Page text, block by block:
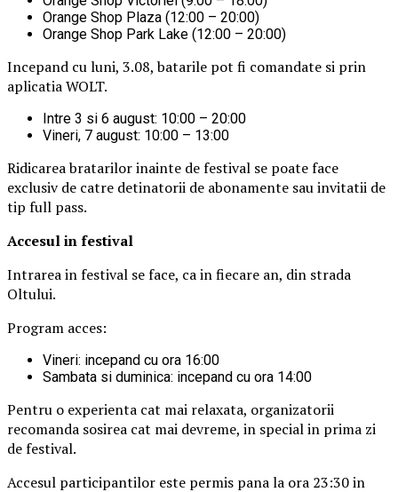
Orange Shop Plaza (12:00 – 20:00)
Orange Shop Park Lake (12:00 – 20:00)
Incepand cu luni, 3.08, batarile pot fi comandate si prin
aplicatia WOLT.
Intre 3 si 6 august: 10:00 – 20:00
Vineri, 7 august: 10:00 – 13:00
Ridicarea bratarilor inainte de festival se poate face
exclusiv de catre detinatorii de abonamente sau invitatii de
tip full pass.
Accesul in festival
Intrarea in festival se face, ca in fiecare an, din strada
Oltului.
Program acces:
Vineri: incepand cu ora 16:00
Sambata si duminica: incepand cu ora 14:00
Pentru o experienta cat mai relaxata, organizatorii
recomanda sosirea cat mai devreme, in special in prima zi
de festival.
Accesul participantilor este permis pana la ora 23:30 in